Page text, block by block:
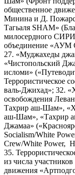
общественное
Минина и Д.
Тагьаля SHAM»
милосердного
объединение «АУМ
27. «Муджахеды
«Чистопольский
исломи»
Террористическое
валь-Джихад»; 32.
освобождения
Тахрир аш-Шам»,
аш-Шам», «Тахрир
Джамаа»
Socialism/White
Crew/White Power,
35.
из числа
движения